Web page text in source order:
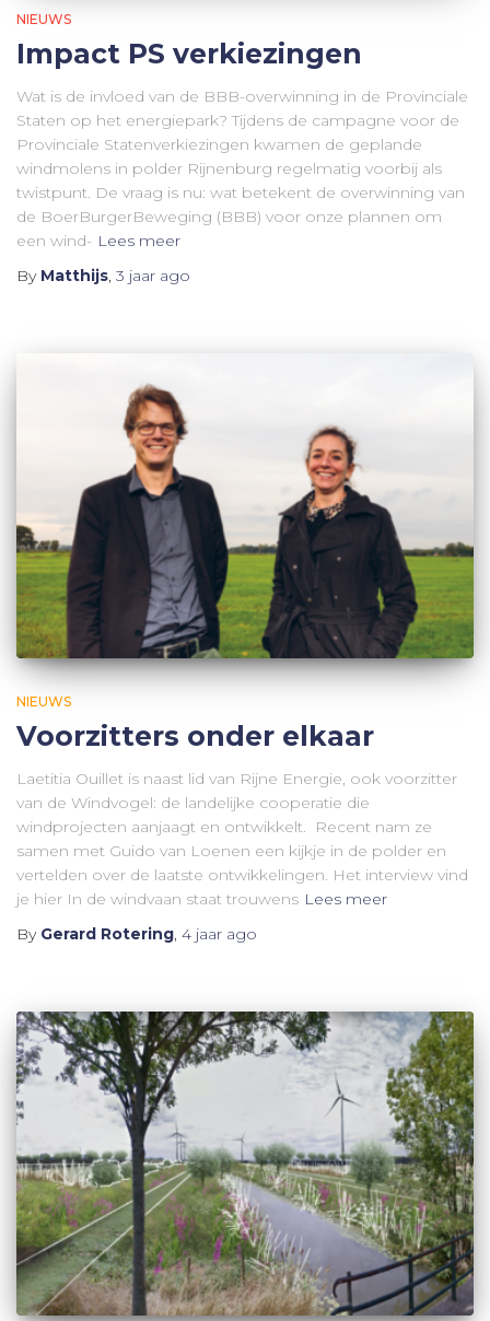
NIEUWS
Impact PS verkiezingen
Wat is de invloed van de BBB-overwinning in de Provinciale
Staten op het energiepark? Tijdens de campagne voor de
Provinciale Statenverkiezingen kwamen de geplande
windmolens in polder Rijnenburg regelmatig voorbij als
twistpunt. De vraag is nu: wat betekent de overwinning van
de BoerBurgerBeweging (BBB) voor onze plannen om
een wind- Lees meer
By Matthijs, 3 jaar ago
NIEUWS
Voorzitters onder elkaar
Laetitia Ouillet is naast lid van Rijne Energie, ook voorzitter
van de Windvogel: de landelijke cooperatie die
windprojecten aanjaagt en ontwikkelt. Recent nam ze
samen met Guido van Loenen een kijkje in de polder en
vertelden over de laatste ontwikkelingen. Het interview vind
je hier In de windvaan staat trouwens Lees meer
By Gerard Rotering, 4 jaar ago